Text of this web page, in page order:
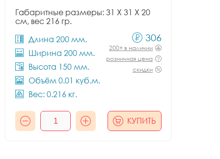
Габаритные размеры: 31 X 31 X 20
см, вес 216 гр.
Длина 200 мм.
Ширина 200 мм.
Высота 150 мм.
Объём 0.01 куб.м.
Вес: 0.216 кг.
306
200+ в наличии
розничная цена
скидки
КУПИТЬ